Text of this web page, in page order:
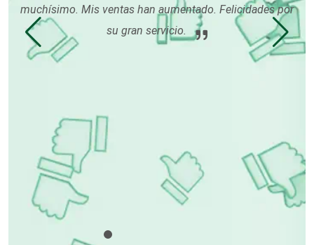
Deportes
Dermatólogos
Desarrollo de Software
Desperdicios Industriales
muchísimo. Mis ventas han aumentado. Felicidades por
su gran servicio.